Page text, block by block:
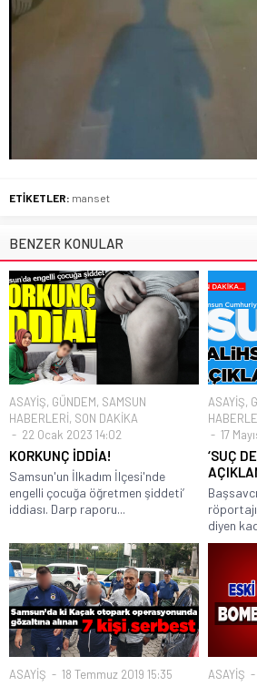
ETİKETLER: manset
BENZER KONULAR
ASAYİŞ, GÜNDEM, SAMSUN
HABERLERİ, SON DAKİKA
22 Ocak 2023 14:02
KORKUNÇ İDDİA!
Samsun'un İlkadım İlçesi'nde
engelli çocuğa öğretmen şiddeti’
iddiası. Darp raporu...
ASAYİŞ,
17
‘SUÇ
diyen
ASAYİŞ 18 Temmuz 2019 15:35 ASAYİŞ